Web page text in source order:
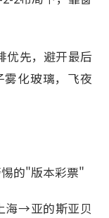
优先，避开最后
化玻璃，飞夜
的"版本彩票"
海→亚的斯亚贝